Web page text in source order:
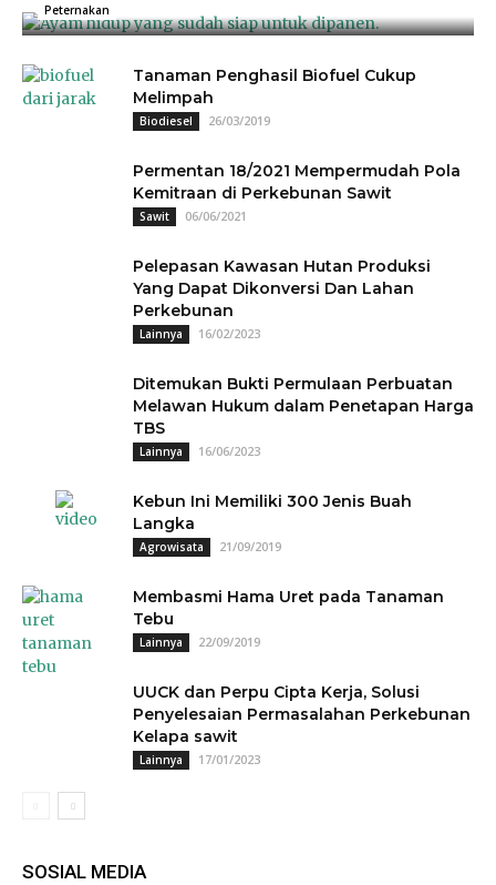
Peternakan
Tanaman Penghasil Biofuel Cukup
Melimpah
Biodiesel 26/03/2019
Permentan 18/2021 Mempermudah Pola
Kemitraan di Perkebunan Sawit
Sawit 06/06/2021
Pelepasan Kawasan Hutan Produksi
Yang Dapat Dikonversi Dan Lahan
Perkebunan
Lainnya 16/02/2023
Ditemukan Bukti Permulaan Perbuatan
Melawan Hukum dalam Penetapan Harga
TBS
Lainnya 16/06/2023
Kebun Ini Memiliki 300 Jenis Buah
Langka
Agrowisata 21/09/2019
Membasmi Hama Uret pada Tanaman
Tebu
Lainnya 22/09/2019
UUCK dan Perpu Cipta Kerja, Solusi
Penyelesaian Permasalahan Perkebunan
Kelapa sawit
Lainnya 17/01/2023
SOSIAL MEDIA